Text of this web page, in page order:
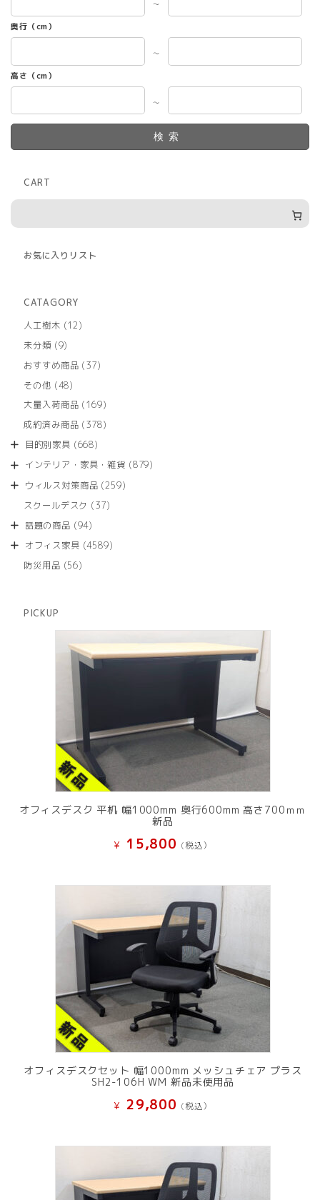
～
奥行（cm）
～
高さ（cm）
～
検索
CART
お気に入りリスト
CATAGORY
人工樹木
1212
商
未分類 99
の
商
おすすめ商品 3737
商
その他 4848
の
商
大量入荷商品 169169
の
成約済み商品 378378
商
目的別家具 668668
の
商
インテリア・家具・雑貨 879879
ウィルス対策商品 259259
スクールデスク 3737
商
話題の商品 9494
の
オフィス家具 45894589
防災用品 5656
PICKUP
オフィスデスク 平机 幅1000mm 奥行600mm 高さ700ｍｍ
新品
¥ 15,800 (税込）
オフィスデスクセット 幅1000mm メッシュチェア プラス
SH2-106H WM 新品未使用品
¥ 29,800 (税込）